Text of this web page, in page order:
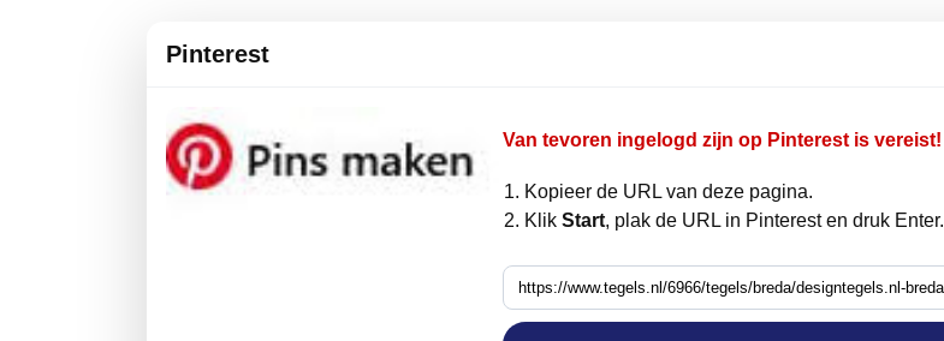
Pinterest
Van tevoren ingelogd zijn op Pinterest is vereist!
Kopieer de URL van deze pagina.
Klik Start, plak de URL in Pinterest en druk Enter.